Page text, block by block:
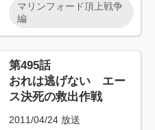
マリンフォード頂上戦争
編
第495話
おれは逃げない エー
ス決死の救出作戦
2011/04/24 放送